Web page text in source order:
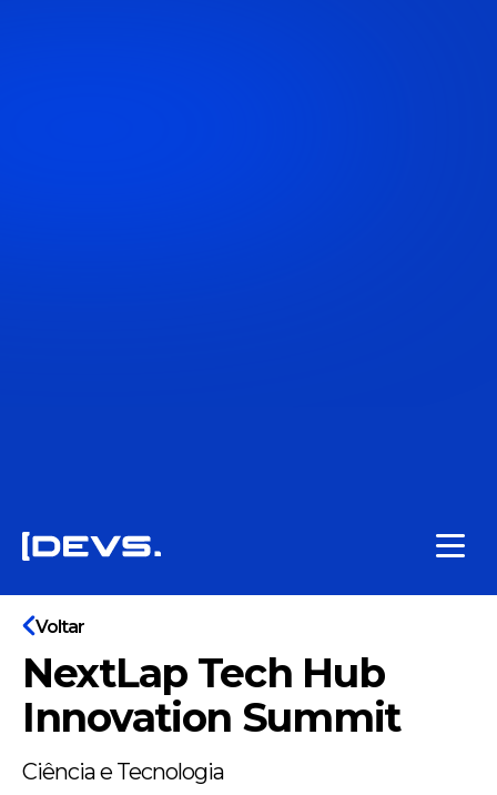
Voltar
NextLap Tech Hub
Innovation Summit
Ciência e Tecnologia